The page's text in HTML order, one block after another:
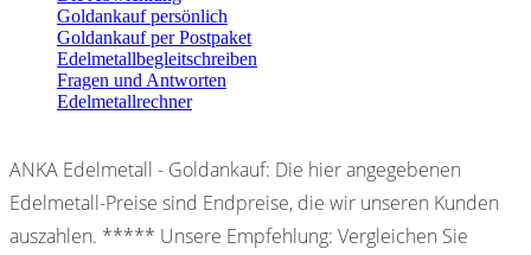
Goldankauf persönlich
Goldankauf per Postpaket
Edelmetallbegleitschreiben
Fragen und Antworten
Edelmetallrechner
ANKA Edelmetall - Goldankauf: Die hier angegebenen
Edelmetall-Preise sind Endpreise, die wir unseren Kunden
auszahlen. ***** Unsere Empfehlung: Vergleichen Sie